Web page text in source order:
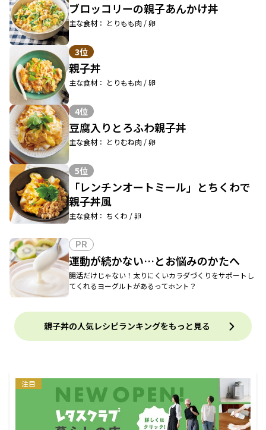
ブロッコリーの親子あんかけ丼
主な食材： とりもも肉 / 卵
3位
親子丼
主な食材： とりもも肉 / 卵
4位
豆腐入りとろふわ親子丼
主な食材： とりむね肉 / 卵
5位
「レンチンオートミール」とちくわで
親子丼風
主な食材： ちくわ / 卵
PR
運動が続かない…とお悩みのかたへ
腸活だけじゃない！太りにくいカラダづくりをサポートし
てくれるヨーグルトがあるってホント？
親子丼の人気レシピランキングをもっと見る
注目